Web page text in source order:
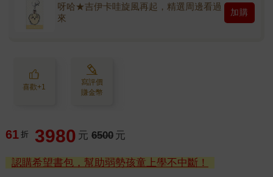
呀哈★吉伊卡哇旋風再起，精選周邊看過
來
加購
喜歡+1
寫評價
賺金幣
61 折 3980 元 6500 元
認購希望書包，幫助弱勢孩童上學不中斷！